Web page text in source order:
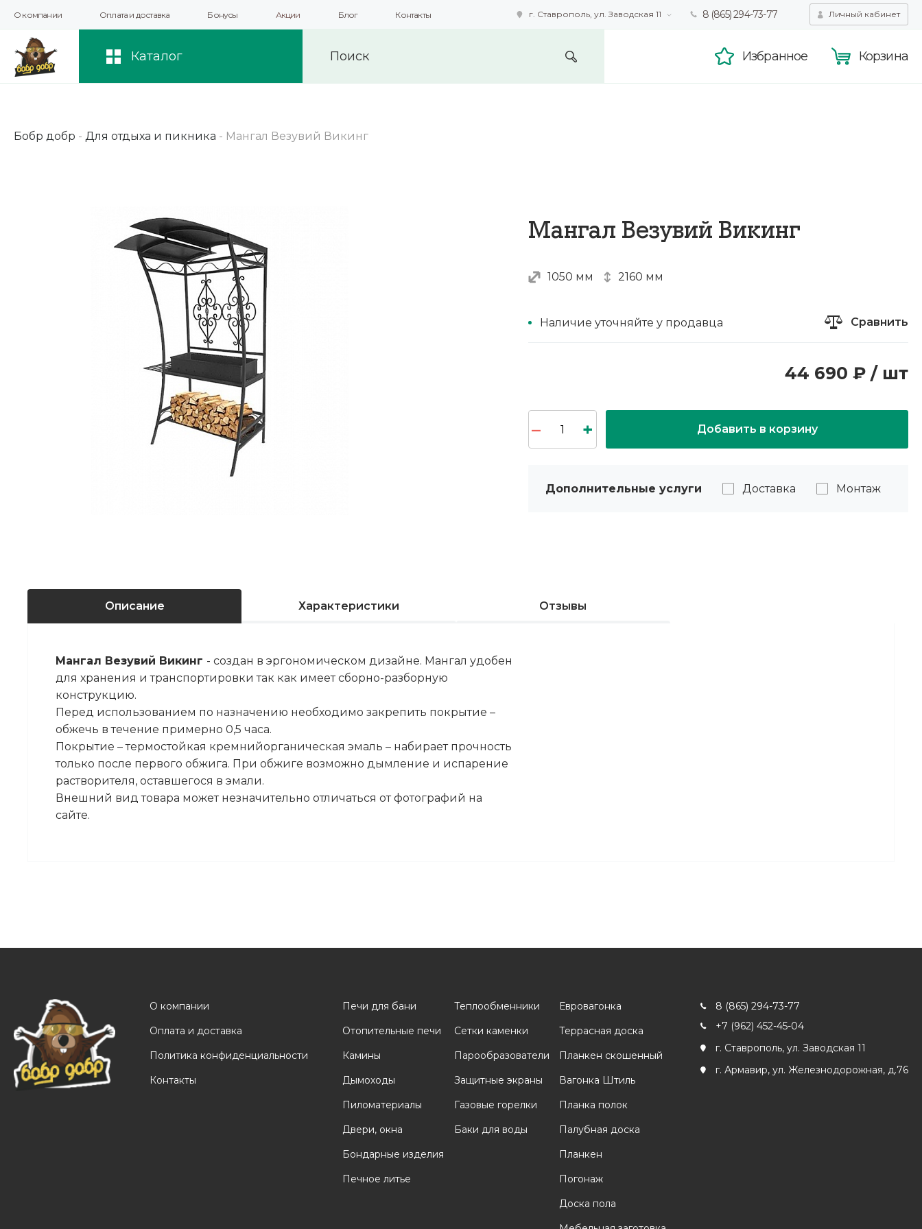
О компании Оплата и доставка Бонусы Акции Блог Контакты г. Ставрополь, ул. Заводская 11 8 (865) 294-73-77 Личный кабинет
Каталог Избранное Корзина
Бобр добр - Для отдыха и пикника - Мангал Везувий Викинг
Мангал Везувий Викинг
1050 мм 2160 мм
Наличие уточняйте у продавца Сравнить
44 690 ₽ / шт
Добавить в корзину
Дополнительные услуги Доставка Монтаж
Описание Характеристики Отзывы
Мангал Везувий Викинг - создан в эргономическом дизайне. Мангал удобен
для хранения и транспортировки так как имеет сборно-разборную
конструкцию.
Перед использованием по назначению необходимо закрепить покрытие –
обжечь в течение примерно 0,5 часа.
Покрытие – термостойкая кремнийорганическая эмаль – набирает прочность
только после первого обжига. При обжиге возможно дымление и испарение
растворителя, оставшегося в эмали.
Внешний вид товара может незначительно отличаться от фотографий на
сайте.
О компании
Оплата и доставка
Политика конфиденциальности
Контакты
Печи для бани
Отопительные печи
Камины
Дымоходы
Пиломатериалы
Двери, окна
Бондарные изделия
Печное литье
Теплообменники
Сетки каменки
Парообразователи
Защитные экраны
Газовые горелки
Баки для воды
Евровагонка
Террасная доска
Планкен скошенный
Вагонка Штиль
Планка полок
Палубная доска
Планкен
Погонаж
Доска пола
8 (865) 294-73-77
+7 (962) 452-45-04
г. Ставрополь, ул. Заводская 11
г. Армавир, ул. Железнодорожная, д.76
Мы используем файлы cookie и другие подобные технологии для получения данных с целью сбора статистики,